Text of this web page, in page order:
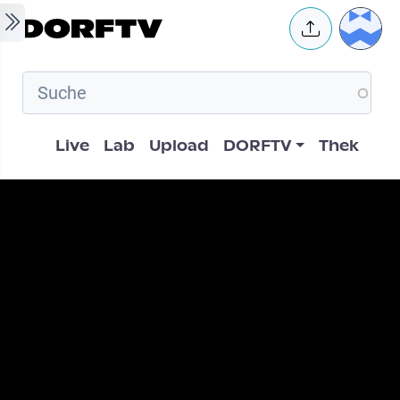
Skip to main content User
Hauptnavigation
Live Lab Upload DORFTV Thek